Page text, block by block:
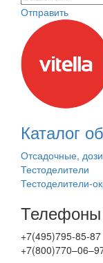
Отправить
Каталог
Отсадочные,
Тестоделители
Тестоделители-
Телефоны
+7(495)795-85-87